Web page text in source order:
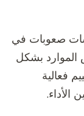
صعوبات في
الموارد بشكل
فعالية
الأداء.